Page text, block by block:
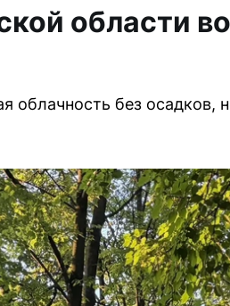
области
облачность без